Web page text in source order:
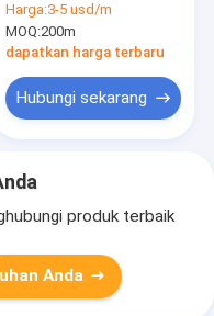
Dapat Diandalkan
Harga:3-5 usd/m
MOQ:200m
dapatkan harga terbaru
Hubungi sekarang
produk terbaik
Anda